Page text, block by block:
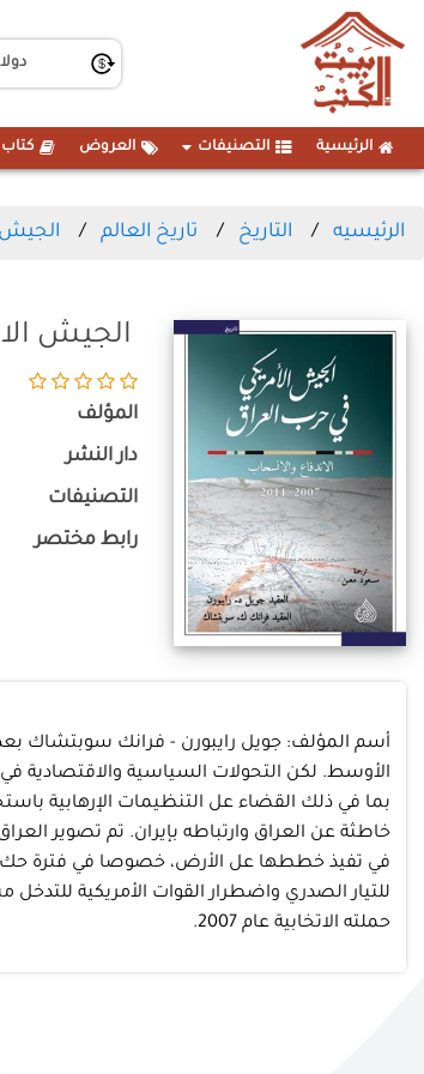
الرئيسية التصنيفات العروض
الرئيسيه التاريخ تاريخ العالم الجيش
الجيش
المؤلف
دار النشر
التصنيفات
رابط مختصر
الأوسط. لكن التحولات السياسية والاقتصادية في
بما في ذلك القضاء عل التنظيمات الإرهابية
خاطثة عن العراق وارتباطه بإيران. تم تصوير
في تفيذ خططها عل الأرض، خصوصا في فترة حك
للتيار الصدري واضطرار القوات الأمريكية
حملته الاتخابية عام 2007.